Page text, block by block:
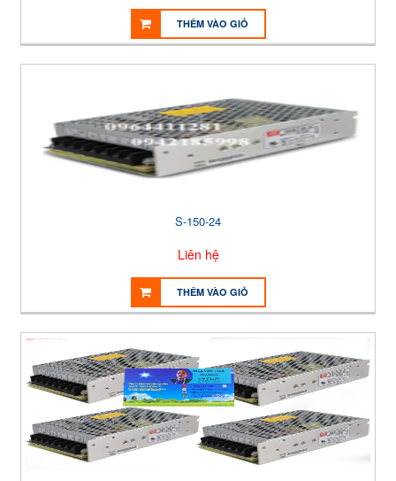
THÊM VÀO GIỎ
S-150-24
Liên hệ
THÊM VÀO GIỎ